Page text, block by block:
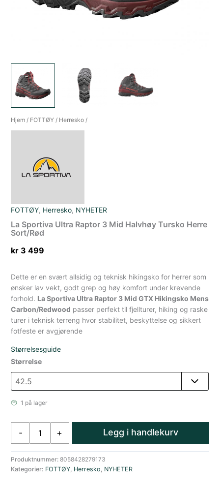
Hjem / FOTTØY / Herresko /
FOTTØY, Herresko, NYHETER
La Sportiva Ultra Raptor 3 Mid Halvhøy Tursko Herre
Sort/Rød
kr 3 499
Dette er en svært allsidig og teknisk hikingsko for herrer som
ønsker lav vekt, godt grep og høy komfort under krevende
forhold. La Sportiva Ultra Raptor 3 Mid GTX Hikingsko Mens
Carbon/Redwood passer perfekt til fjellturer, hiking og raske
turer i teknisk terreng hvor stabilitet, beskyttelse og sikkert
fotfeste er avgjørende
Størrelsesguide
Størrelse
1 på lager
-
Raptor
3
+ Legg i handlekurv
Produktnummer:8058428279173
Kategorier: FOTTØY, Herresko, NYHETER